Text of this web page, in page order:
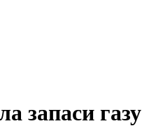
запаси газу